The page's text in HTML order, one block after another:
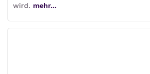
wird. mehr...